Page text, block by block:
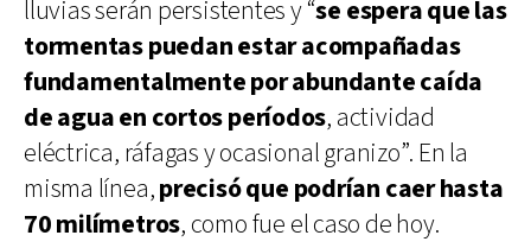
lluvias serán persistentes y “se espera que las
tormentas puedan estar acompañadas
fundamentalmente por abundante caída
de agua en cortos períodos, actividad
eléctrica, ráfagas y ocasional granizo”. En la
misma línea,precisó que podrían caer hasta
70 milímetros, como fue el caso de hoy.